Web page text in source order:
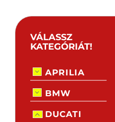
VÁLASSZ
KATEGÓRIÁT!
APRILIA
BMW
DUCATI